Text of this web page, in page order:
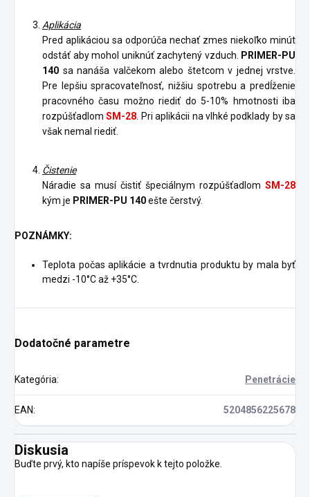
Aplikácia
Pred aplikáciou sa odporúča nechať zmes niekoľko minút
odstáť aby mohol uniknúť zachytený vzduch.
PRIMER-PU
140 sa nanáša valčekom alebo štetcom v jednej vrstve.
Pre lepšiu spracovateľnosť, nižšiu spotrebu a predĺženie
pracovného času možno riediť do 5-10% hmotnosti iba
rozpúšťadlomSM-28 . Pri aplikácii na vlhké podklady by sa
však nemal riediť.
Čistenie
Náradie sa musí čistiť špeciálnym rozpúšťadlom SM-28
kým je PRIMER-PU 140ešte čerstvý.
POZNÁMKY:
Teplota počas aplikácie a tvrdnutia produktu by mala byť
medzi -10°C až +35°C.
Dodatočné parametre
Kategória: Penetrácie
EAN: 5204856225678
Diskusia
Buďte prvý, kto napíše príspevok k tejto položke.